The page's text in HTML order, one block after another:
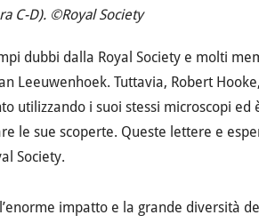
C-D). ©Royal Society
dubbi dalla Royal Society e molti
Leeuwenhoek. Tuttavia, Robert Hooke,
utilizzando i suoi stessi microscopi ed
le sue scoperte. Queste lettere e
Society.
impatto e la grande diversità